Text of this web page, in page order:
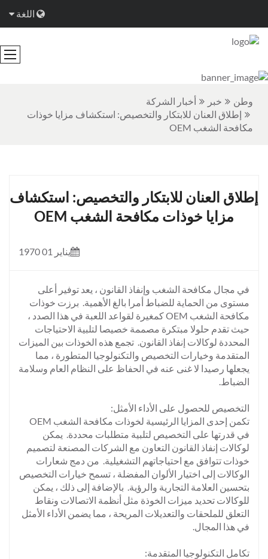
اللغة
وطن خبر
أخبار الشركة
إطلاق العنان للابتكار والتخصيص: استكشاف مزايا خوذات
مكافحة الشغب OEM
إطلاق العنان للابتكار والتخصيص: استكشاف
مزايا خوذات مكافحة الشغب OEM
يناير 01 1970
في مجال مكافحة الشغب وإنفاذ القانون ، يعد توفير أعلى
مستوى من الحماية للضباط أمرا بالغ الأهمية. برزت خوذات
مكافحة الشغب OEM كمغيرة لقواعد اللعبة في هذا الصدد ،
حيث تقدم حلولا مبتكرة مصممة خصيصا لتلبية الاحتياجات
المحددة لوكالات إنفاذ القانون. تجمع هذه الخوذات بين الميزات
المتقدمة وخيارات التخصيص والتكنولوجيا المتطورة ، مما
يجعلها رصيدا لا غنى عنه في الحفاظ على النظام العام وسلامة
الضباط.
التخصيص للحصول على الأداء الأمثل:
تكمن إحدى المزايا الرئيسية لخوذات مكافحة الشغب OEM
في قدرتها على التخصيص لتلبية متطلبات محددة. يمكن
لوكالات إنفاذ القانون التعاون مع الشركات المصنعة لتصميم
خوذات تتوافق مع احتياجاتهم التشغيلية. من دمج شعارات
الوكالات إلى اختيار الألوان المفضلة ، تسمح خيارات التخصيص
بتحسين العلامة التجارية والرؤية. بالإضافة إلى ذلك ، يمكن
للوكالات تحديد ميزات الخوذة مثل أنظمة الاتصالات ونقاط
التعلق للملحقات والتعديلات المريحة ، مما يضمن الأداء الأمثل
في هذا المجال.
تكامل التكنولوجيا المتقدمة: